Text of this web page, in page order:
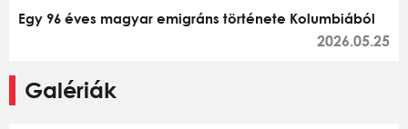
Egy 96 éves magyar emigráns története Kolumbiából
2026.05.25
Galériák